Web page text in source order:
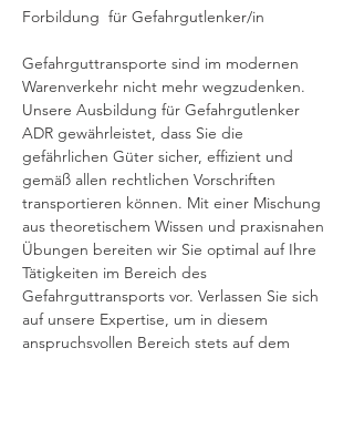
Forbildung  für Gefahrgutlenker/in
Gefahrguttransporte sind im modernen
Warenverkehr nicht mehr wegzudenken.
Unsere Ausbildung für Gefahrgutlenker
ADR gewährleistet, dass Sie die
gefährlichen Güter sicher, effizient und
gemäß allen rechtlichen Vorschriften
transportieren können. Mit einer Mischung
aus theoretischem Wissen und praxisnahen
Übungen bereiten wir Sie optimal auf Ihre
Tätigkeiten im Bereich des
Gefahrguttransports vor. Verlassen Sie sich
auf unsere Expertise, um in diesem
anspruchsvollen Bereich stets auf dem